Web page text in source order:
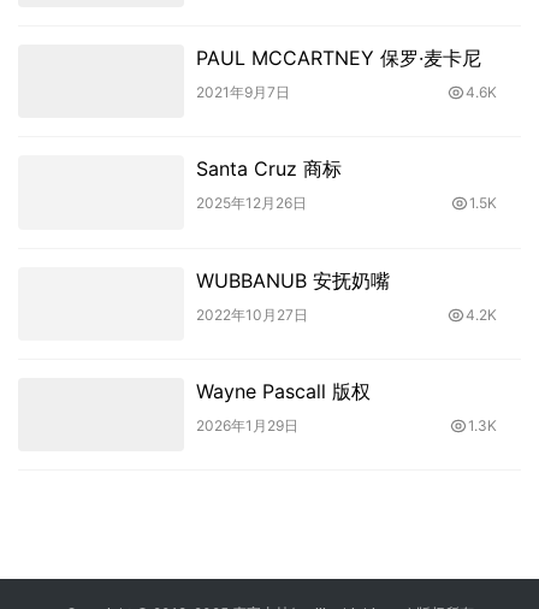
PAUL MCCARTNEY 保罗·麦卡尼
2021年9月7日 4.6K
Santa Cruz 商标
2025年12月26日 1.5K
WUBBANUB 安抚奶嘴
2022年10月27日 4.2K
Wayne Pascall 版权
2026年1月29日 1.3K